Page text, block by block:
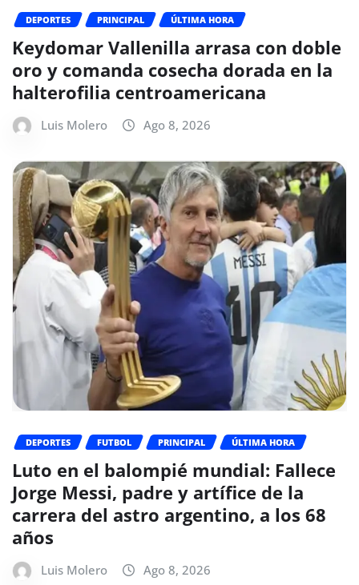
DEPORTES PRINCIPAL ÚLTIMA HORA
Keydomar Vallenilla arrasa con doble
oro y comanda cosecha dorada en la
halterofilia centroamericana
Luis Molero Ago 8, 2026
DEPORTES FUTBOL PRINCIPAL ÚLTIMA HORA
Luto en el balompié mundial: Fallece
Jorge Messi, padre y artífice de la
carrera del astro argentino, a los 68
años
Luis Molero Ago 8, 2026